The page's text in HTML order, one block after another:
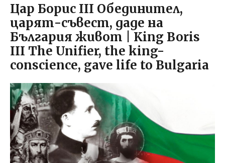
Цар Борис III Обединител,
царят-съвест, даде на
България живот | King Boris
III The Unifier, the king-
conscience, gave life to Bulgaria